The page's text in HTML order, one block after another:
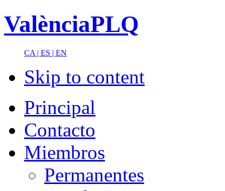
ValènciaPLQ
CA | ES | EN
Skip to content
Principal
Contacto
Miembros
Permanentes